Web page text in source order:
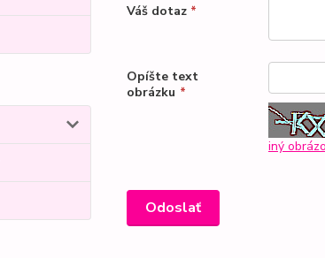
Váš dotaz *
Opíšte text
obrázku *
iný